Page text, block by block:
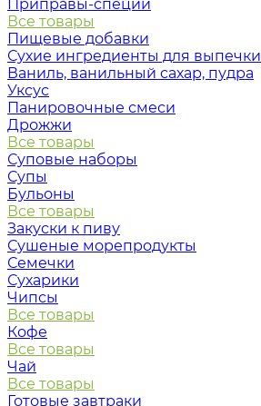
Приправы-специи
Все товары
Пищевые добавки
Сухие ингредиенты для выпечки
Ваниль, ванильный сахар, пудра
Уксус
Панировочные смеси
Дрожжи
Все товары
Суповые наборы
Супы
Бульоны
Все товары
Закуски к пиву
Сушеные морепродукты
Семечки
Сухарики
Чипсы
Все товары
Кофе
Все товары
Чай
Все товары
Готовые завтраки